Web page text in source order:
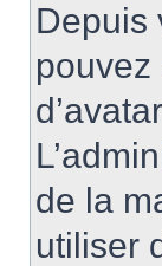
Depuis
pouvez
de la
utiliser